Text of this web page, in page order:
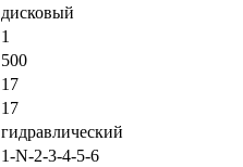
дисковый
1
500
17
17
гидравлический
1-N-2-3-4-5-6